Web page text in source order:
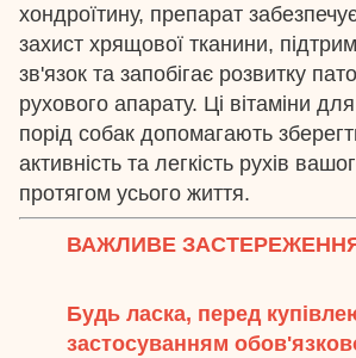
хондроїтину, препарат
захист хрящової тканини,
зв'язок та запобігає розвитку
рухового апарату. Ці вітаміни
порід собак допомагають
активність та легкість рухів
протягом усього життя.
ВАЖЛИВЕ
Будь ласка, перед
застосуванням